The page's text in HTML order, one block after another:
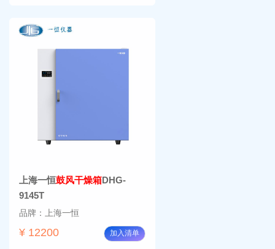
上海一恒鼓风干燥箱DHG-
9145T
品牌：上海一恒
¥ 12200 加入清单